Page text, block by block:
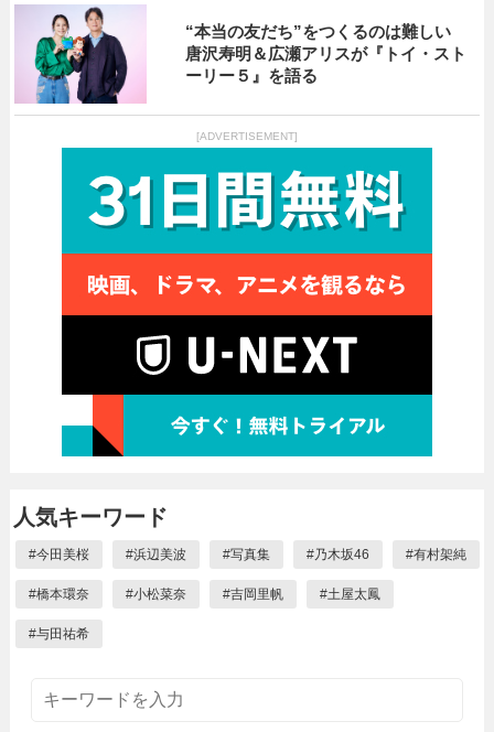
“本当の友だち”をつくるのは難しい
唐沢寿明＆広瀬アリスが『トイ・スト
ーリー５』を語る
[ADVERTISEMENT]
人気キーワード
#今田美桜 #浜辺美波 #写真集 #乃木坂46 #有村架純
#橋本環奈 #小松菜奈 #吉岡里帆 #土屋太鳳
#与田祐希